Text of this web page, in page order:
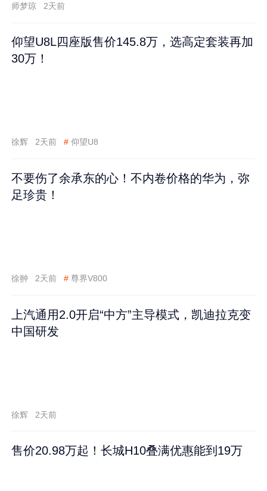
师梦琼 2天前
仰望U8L四座版售价145.8万，选高定套装再加
30万！
徐辉 2天前 # 仰望U8
不要伤了余承东的心！不内卷价格的华为，弥
足珍贵！
徐翀 2天前 # 尊界V800
上汽通用2.0开启“中方”主导模式，凯迪拉克变
中国研发
徐辉 2天前
售价20.98万起！长城H10叠满优惠能到19万